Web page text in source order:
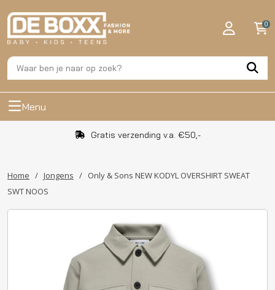
0
Menu
Gratis verzending v.a. €50,-
Home / Jongens / Only & Sons NEW KODYL OVERSHIRT SWEAT
SWT NOOS